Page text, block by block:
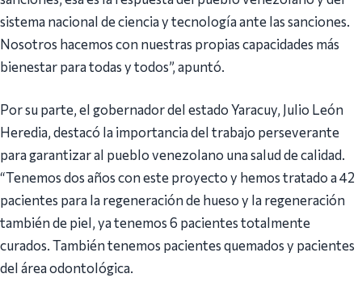
sistema nacional de ciencia y tecnología ante las sanciones.
Nosotros hacemos con nuestras propias capacidades más
bienestar para todas y todos”, apuntó.
Por su parte, el gobernador del estado Yaracuy, Julio León
Heredia, destacó la importancia del trabajo perseverante
para garantizar al pueblo venezolano una salud de calidad.
“Tenemos dos años con este proyecto y hemos tratado a 42
pacientes para la regeneración de hueso y la regeneración
también de piel, ya tenemos 6 pacientes totalmente
curados. También tenemos pacientes quemados y pacientes
del área odontológica.